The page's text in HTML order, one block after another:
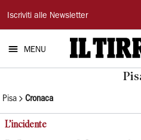
Il
Tirreno
Iscriviti alle Newsletter
MENU
Pisa Cronaca
L’incidente